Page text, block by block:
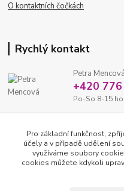
O kontaktních čočkách
Rychlý kontakt
Petra Mencová
+420
Po-So 8-15
Pro základní funkčnost,
účely a v případě udělení
využíváme soubory
cookies můžete kdykoli